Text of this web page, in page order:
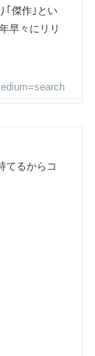
｢傑作｣とい
早々にリリ
てるからコ